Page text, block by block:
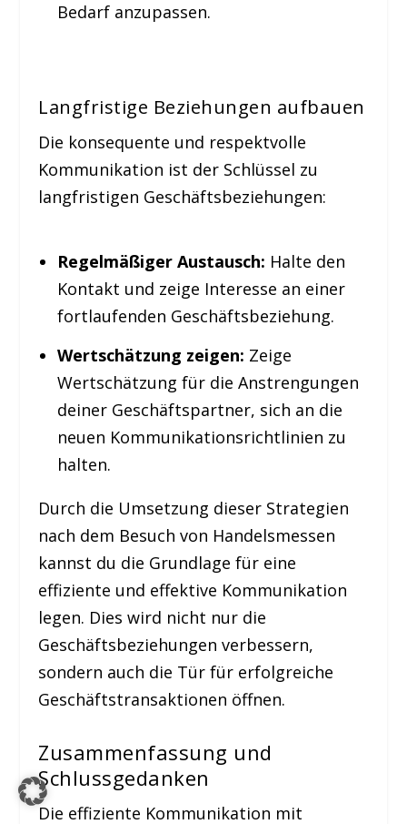
Bedarf anzupassen.
Langfristige Beziehungen aufbauen
Die konsequente und respektvolle
Kommunikation ist der Schlüssel zu
langfristigen Geschäftsbeziehungen:
Regelmäßiger Austausch: Halte den
Kontakt und zeige Interesse an einer
fortlaufenden Geschäftsbeziehung.
Wertschätzung zeigen: Zeige
Wertschätzung für die Anstrengungen
deiner Geschäftspartner, sich an die
neuen Kommunikationsrichtlinien zu
halten.
Durch die Umsetzung dieser Strategien
nach dem Besuch von Handelsmessen
kannst du die Grundlage für eine
effiziente und effektive Kommunikation
legen. Dies wird nicht nur die
Geschäftsbeziehungen verbessern,
sondern auch die Tür für erfolgreiche
Geschäftstransaktionen öffnen.
Zusammenfassung und
Schlussgedanken
Die effiziente Kommunikation mit